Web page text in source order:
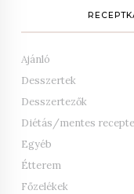
Ajánló
Desszertek
Desszertezők
Diétás/mentes
Egyéb
Étterem
Főzelékek